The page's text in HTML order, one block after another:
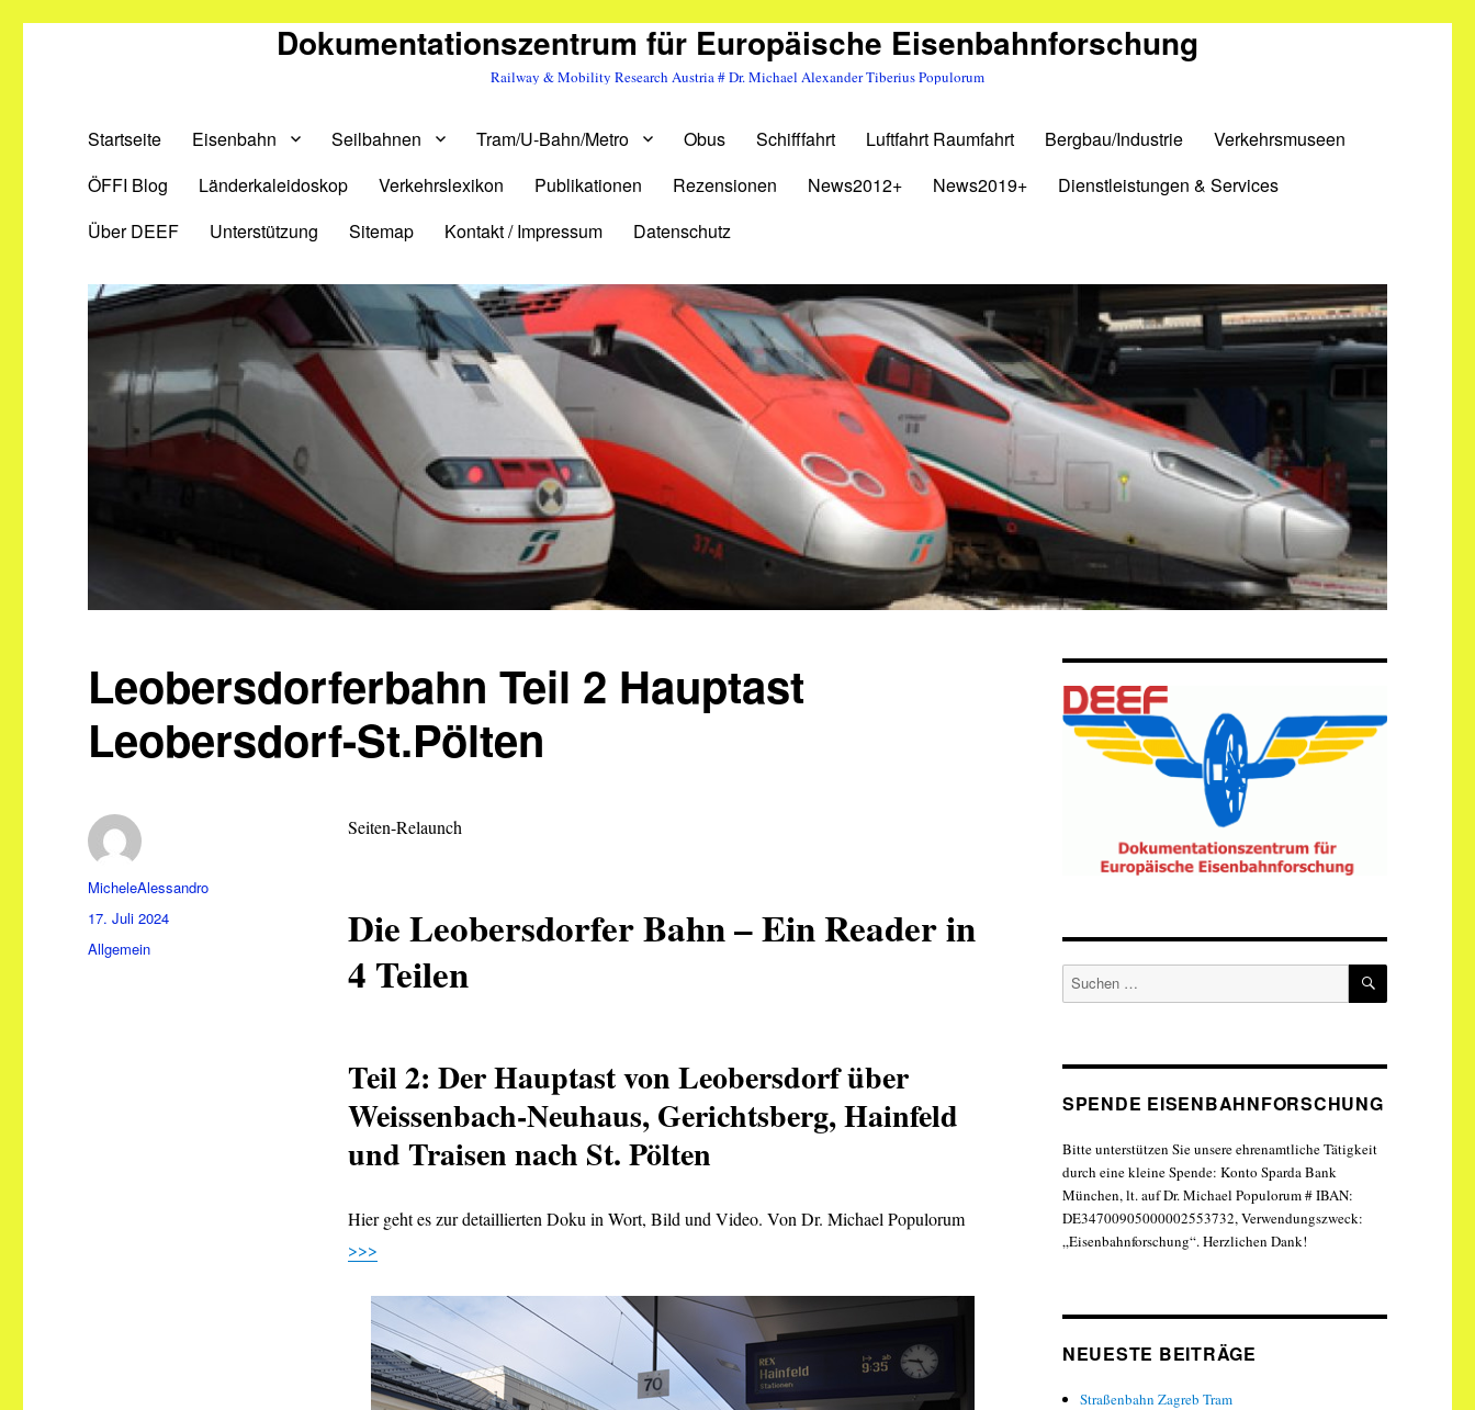
Dokumentationszentrum für Europäische Eisenbahnforschung
Railway & Mobility Research Austria # Dr. Michael Alexander Tiberius Populorum
Startseite Eisenbahn Seilbahnen Tram/U-Bahn/Metro Obus Schifffahrt Luftfahrt Raumfahrt Bergbau/Industrie
Verkehrsmuseen
ÖFFI Blog
Länderkaleidoskop Verkehrslexikon Publikationen Rezensionen News2012+ News2019+
Dienstleistungen & Services
Über DEEF
Unterstützung Sitemap Kontakt / Impressum Datenschutz
Leobersdorferbahn Teil 2 Hauptast
Leobersdorf-St.Pölten
Seiten-Relaunch
Die Leobersdorfer Bahn – Ein Reader in
4 Teilen
Teil 2: Der Hauptast von Leobersdorf über
Weissenbach-Neuhaus, Gerichtsberg, Hainfeld
und Traisen nach St. Pölten
Hier geht es zur detaillierten Doku in Wort, Bild und Video. Von Dr. Michael Populorum
>>>
Autor
MicheleAlessandro
Veröffentlicht
am
17. Juli 2024
Kategorien
Allgemein
Suche
SUCHEN
SPENDE EISENBAHNFORSCHUNG
Bitte unterstützen Sie unsere ehrenamtliche Tätigkeit
durch eine kleine Spende: Konto Sparda Bank
München, lt. auf Dr. Michael Populorum # IBAN:
DE34700905000002553732, Verwendungszweck:
„Eisenbahnforschung“. Herzlichen Dank!
NEUESTE BEITRÄGE
Straßenbahn Zagreb Tram